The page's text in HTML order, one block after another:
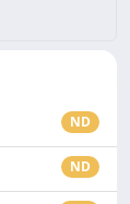
ND
ND